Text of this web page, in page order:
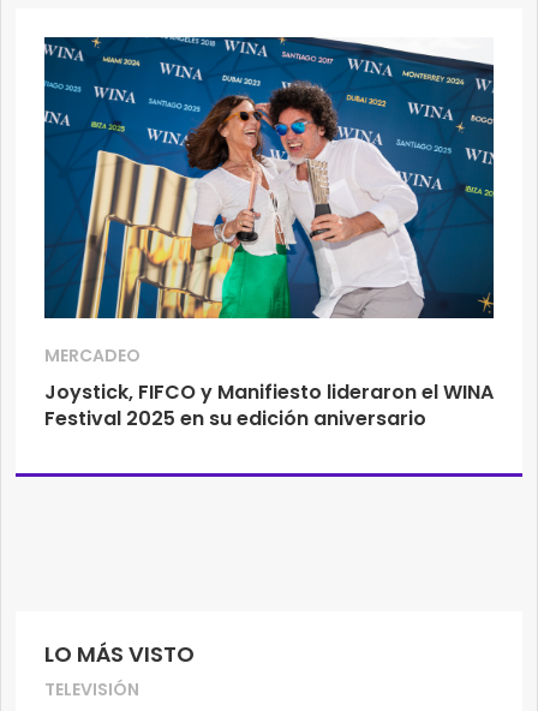
LO MÁS VISTO
TELEVISIÓN
MERCADEO
Joystick, FIFCO y Manifiesto lideraron el WINA
Festival 2025 en su edición aniversario